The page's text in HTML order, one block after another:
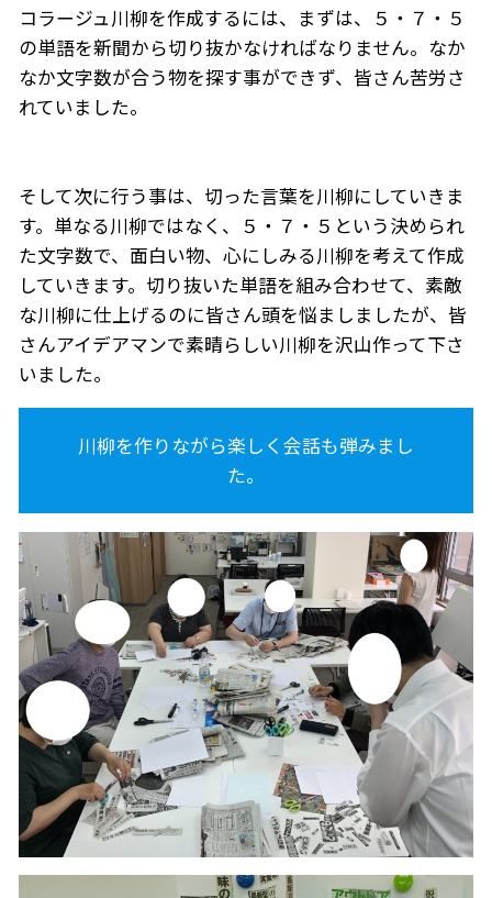
コラージュ川柳を作成するには、まずは、５・７・５
の単語を新聞から切り抜かなければなりません。なか
なか文字数が合う物を探す事ができず、皆さん苦労さ
れていました。
そして次に行う事は、切った言葉を川柳にしていきま
す。単なる川柳ではなく、５・７・５という決められ
た文字数で、面白い物、心にしみる川柳を考えて作成
していきます。切り抜いた単語を組み合わせて、素敵
な川柳に仕上げるのに皆さん頭を悩ましましたが、皆
さんアイデアマンで素晴らしい川柳を沢山作って下さ
いました。
川柳を作りながら楽しく会話も弾みまし
た。